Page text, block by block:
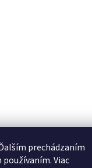
prechádzaním
Viac